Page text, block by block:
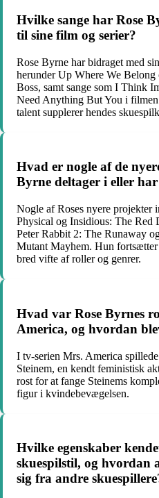
Hvilke sange har Rose
til sine film og serier?
Rose Byrne har bidraget med
herunder Up Where We
Boss, samt sange som I Think
Need Anything But You i
talent supplerer hendes
Hvad er nogle af de
Byrne deltager i eller
Nogle af Roses nyere projekter
Physical og Insidious: The Red
Peter Rabbit 2: The Runaway
Mutant Mayhem. Hun fortsætter
bred vifte af roller og genrer.
Hvad var Rose Byrnes
America, og hvordan
I tv-serien Mrs. America
Steinem, en kendt feministisk
rost for at fange Steinems
figur i kvindebevægelsen.
Hvilke egenskaber
skuespilstil, og hvordan
sig fra andre